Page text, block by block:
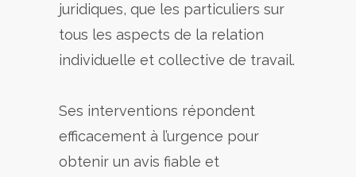
juridiques, que les particuliers sur
tous les aspects de la relation
individuelle et collective de travail.
Ses interventions répondent
efficacement à l’urgence pour
obtenir un avis fiable et